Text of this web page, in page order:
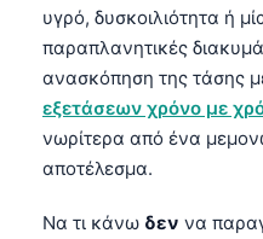
υγρό, δυσκοιλιότητα ή
παραπλανητικές
ανασκόπηση της τάσης
εξετάσεων χρόνο με
νωρίτερα από ένα
αποτέλεσμα.
Να τι κάνω δεν να